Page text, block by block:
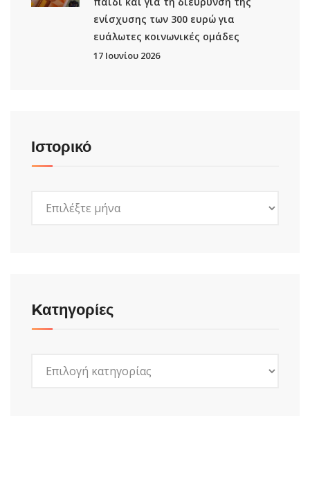
ενίσχυσης των 300 ευρώ για
ευάλωτες κοινωνικές ομάδες
17 Ιουνίου 2026
Ιστορικό
Kατηγορίες